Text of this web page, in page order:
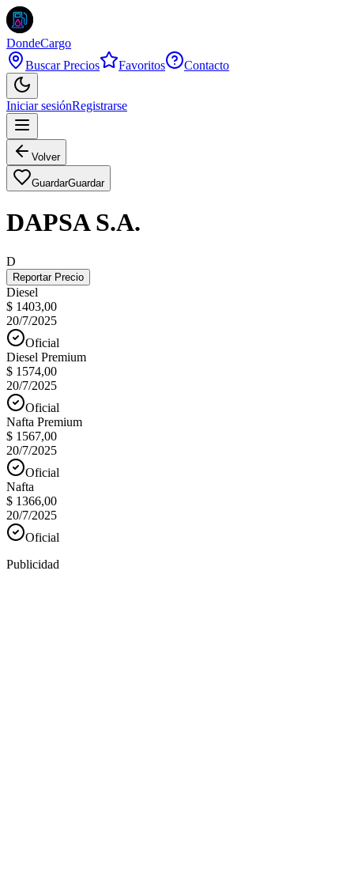
DondeCargo
Buscar Precios
Favoritos Contacto
Iniciar sesiónRegistrarse
Volver
GuardarGuardar
DAPSA S.A.
D
Reportar Precio
Diesel
$ 1403,00
20/7/2025
Oficial
Diesel Premium
$ 1574,00
20/7/2025
Oficial
Nafta Premium
$ 1567,00
20/7/2025
Oficial
Nafta
$ 1366,00
20/7/2025
Oficial
Publicidad